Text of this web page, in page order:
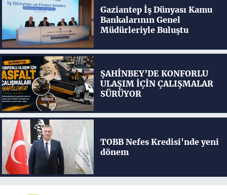
Gaziantep İş Dünyası Kamu
Bankalarının Genel
Müdürleriyle Buluştu
ŞAHİNBEY’DE KONFORLU
ULAŞIM İÇİN ÇALIŞMALAR
SÜRÜYOR
TOBB Nefes Kredisi'nde yeni
dönem